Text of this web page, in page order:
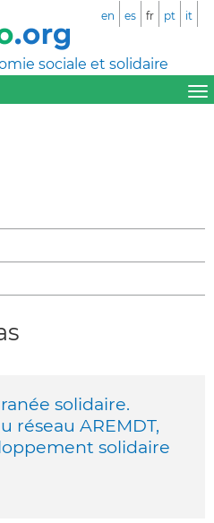
sociale et solidaire
en es fr pt it
solidaire.
réseau AREMDT,
solidaire